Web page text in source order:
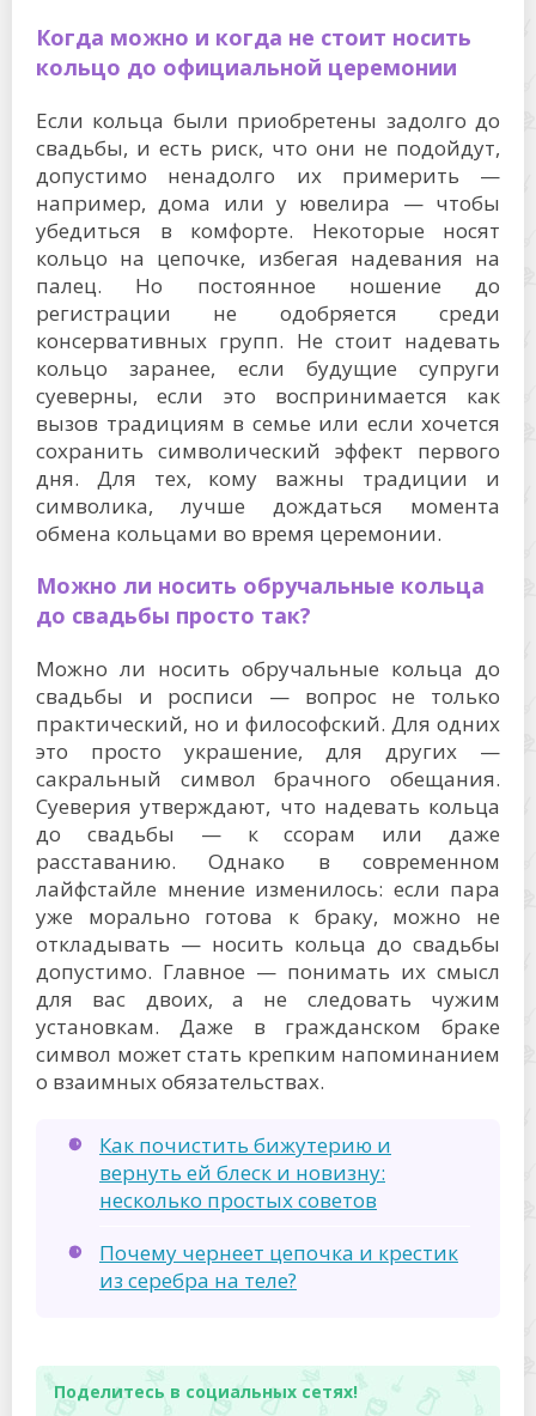
Когда можно и когда не стоит носить
кольцо до официальной церемонии
Если кольца были приобретены задолго до
свадьбы, и есть риск, что они не подойдут,
допустимо ненадолго их примерить —
например, дома или у ювелира — чтобы
убедиться в комфорте. Некоторые носят
кольцо на цепочке, избегая надевания на
палец. Но постоянное ношение до
регистрации не одобряется среди
консервативных групп. Не стоит надевать
кольцо заранее, если будущие супруги
суеверны, если это воспринимается как
вызов традициям в семье или если хочется
сохранить символический эффект первого
дня. Для тех, кому важны традиции и
символика, лучше дождаться момента
обмена кольцами во время церемонии.
Можно ли носить обручальные кольца
до свадьбы просто так?
Можно ли носить обручальные кольца до
свадьбы и росписи — вопрос не только
практический, но и философский. Для одних
это просто украшение, для других —
сакральный символ брачного обещания.
Суеверия утверждают, что надевать кольца
до свадьбы — к ссорам или даже
расставанию. Однако в современном
лайфстайле мнение изменилось: если пара
уже морально готова к браку, можно не
откладывать — носить кольца до свадьбы
допустимо. Главное — понимать их смысл
для вас двоих, а не следовать чужим
установкам. Даже в гражданском браке
символ может стать крепким напоминанием
о взаимных обязательствах.
Как почистить бижутерию и
вернуть ей блеск и новизну:
несколько простых советов
Почему чернеет цепочка и крестик
из серебра на теле?
Поделитесь в социальных сетях!